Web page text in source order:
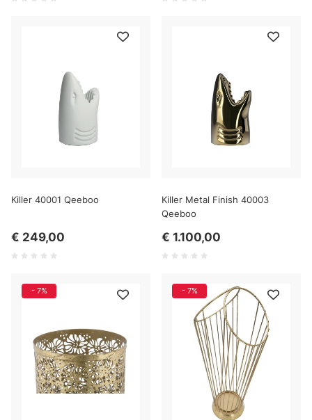
Killer 40001 Qeeboo
€ 249,00
Killer Metal Finish 40003
Qeeboo
€ 1.100,00
- 7% - 7%